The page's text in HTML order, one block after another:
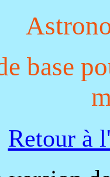
base
Retour à